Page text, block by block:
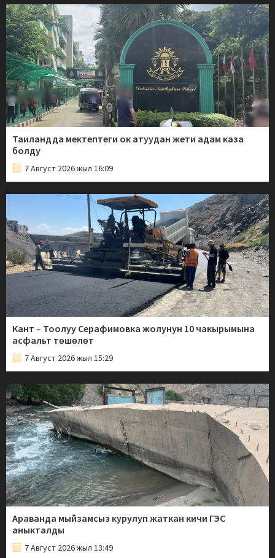
Таиландда мектептеги ок атуудан жети адам каза
болду
7 Август 2026 жыл 16:09
Кант – Тоолуу Серафимовка жолунун 10 чакырымына
асфальт төшөлөт
7 Август 2026 жыл 15:29
Араванда мыйзамсыз курулуп жаткан кичи ГЭС
аныкталды
7 Август 2026 жыл 13:49